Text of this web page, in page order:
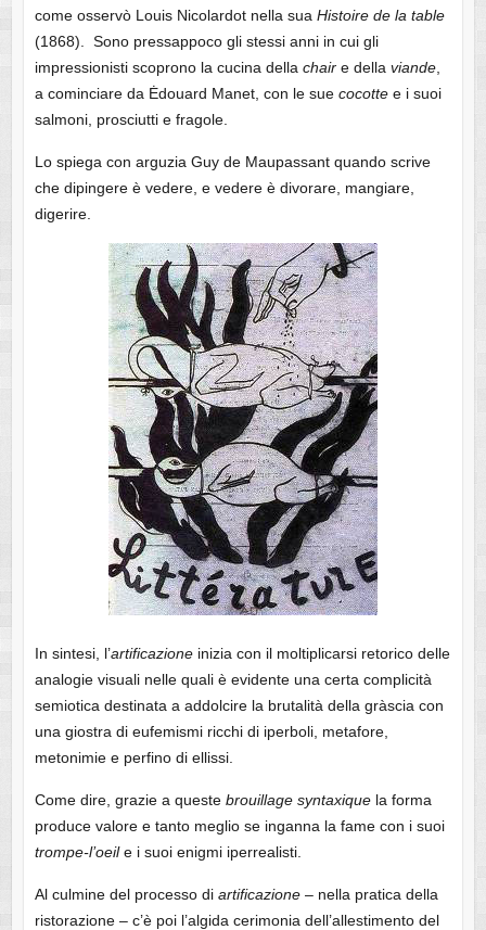
come osservò Louis Nicolardot nella sua Histoire de la table
(1868). Sono pressappoco gli stessi anni in cui gli
impressionisti scoprono la cucina della chaire della viande,
a cominciare da Ėdouard Manet, con le sue cocottee i suoi
salmoni, prosciutti e fragole.
Lo spiega con arguzia Guy de Maupassant quando scrive
che dipingere è vedere, e vedere è divorare, mangiare,
digerire.
In sintesi, l’artificazioneinizia con il moltiplicarsi retorico delle
analogie visuali nelle quali è evidente una certa complicità
semiotica destinata a addolcire la brutalità della gràscia con
una giostra di eufemismi ricchi di iperboli, metafore,
metonimie e perfino di ellissi.
Come dire, grazie a queste brouillage syntaxiquela forma
produce valore e tanto meglio se inganna la fame con i suoi
trompe-l’oeile i suoi enigmi iperrealisti.
Al culmine del processo di artificazione– nella pratica della
ristorazione – c’è poi l’algida cerimonia dell’allestimento del